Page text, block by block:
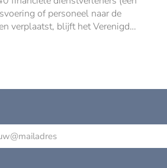
of personeel naar de
verplaatst, blijft het Verenigd
(74%) van de Nede